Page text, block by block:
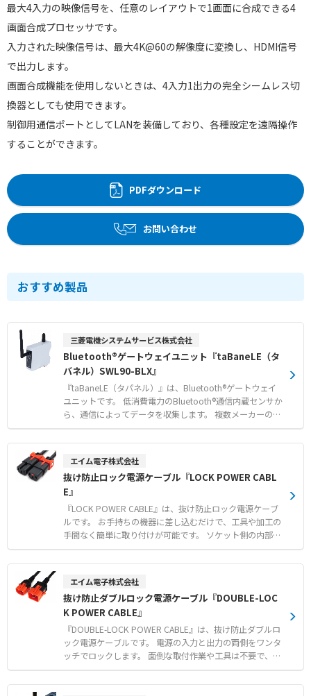
最大4入力の映像信号を、任意のレイアウトで1画面に合成できる4
画面合成プロセッサです。
入力された映像信号は、最大4K@60の解像度に変換し、HDMI信号
で出力します。
画面合成機能を使用しないときは、4入力1出力の完全シームレス切
換器としても使用できます。
制御用通信ポートとしてLANを装備しており、各種設定を遠隔操作
することができます。
PDFダウンロード
お問い合わせ
おすすめ製品
三菱電機システムサービス株式会社
Bluetooth®ゲートウェイユニット『taBaneLE（タ
バネル）SWL90-BLX』
『taBaneLE（タパネル）』は、Bluetooth®ゲートウェイ
ユニットです。 低消費電力のBluetooth®通信内蔵センサか
ら、通信によってデータを収集します。 複数メーカーの計
測器やセンサに対応しており、現場の各種データを遠隔で
確認できます。 収集したデータは特定小電力無線（920MH
能です。 対応センサのデータはシーケンサ等で一括確認で
き、SLMP通信で簡単に取り込めます。 既設の有線LANがあ
る環境では、本製品を有線LANに接続するだけで手軽にネ
ットワークを構築できます。 【特徴】 ●複数メーカーのBl
uetooth®通信内蔵センサからのデータ一括収集 ●特定小
電力無線（920MHz帯）による約100mの比較的長距離通
信 ●シーケンサ等へのSLMP通信や有線LAN接続による簡
オフィスや食品工場における温湿度やCO2濃度の配線なし
での遠隔管理 ●太陽電池搭載センサとの連携による電池交
換の手間や導入コストの抑制
エイム電子株式会社
抜け防止ロック電源ケーブル『LOCK POWER CABL
E』
『LOCK POWER CABLE』は、抜け防止ロック電源ケーブ
ルです。 お手持ちの機器に差し込むだけで、工具や加工の
手間なく簡単に取り付けが可能です。 ソケット側の内部構
造のみでロックするため、接続する機器側を選ばない万能
な設計となっています。 メーカー従来品と比べてソケット
軽減します。 電源系統の冗長化管理に便利なカラーモデル
（赤／青）をラインアップし、誤脱事故を未然に防ぎま
す。 【特徴】 ●工具や加工作業が一切不要で差し込むだ
けの簡単ワンタッチ取り付け ●接続機器を選ばずにソケッ
ト側の内部構造のみで確実に固定する独自ロック仕様 ●隣
接コネクタとの干渉を軽減するスリム設計および系統識別
に最適なカラーモデル 【用途・事例】 ●医療現場や放送
エイム電子株式会社
抜け防止ダブルロック電源ケーブル『DOUBLE-LOC
K POWER CABLE』
『DOUBLE-LOCK POWER CABLE』は、抜け防止ダブルロ
ック電源ケーブルです。 電源の入力と出力の両側をワンタ
ッチでロックします。 面倒な取付作業や工具は不要で、機
器に差し込むだけで確実に固定できます。 プラグ側はサイ
ドとセンターのラッチがPDU内部の溝にロックする仕組み